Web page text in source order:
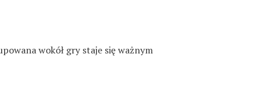
wokół gry staje się ważnym